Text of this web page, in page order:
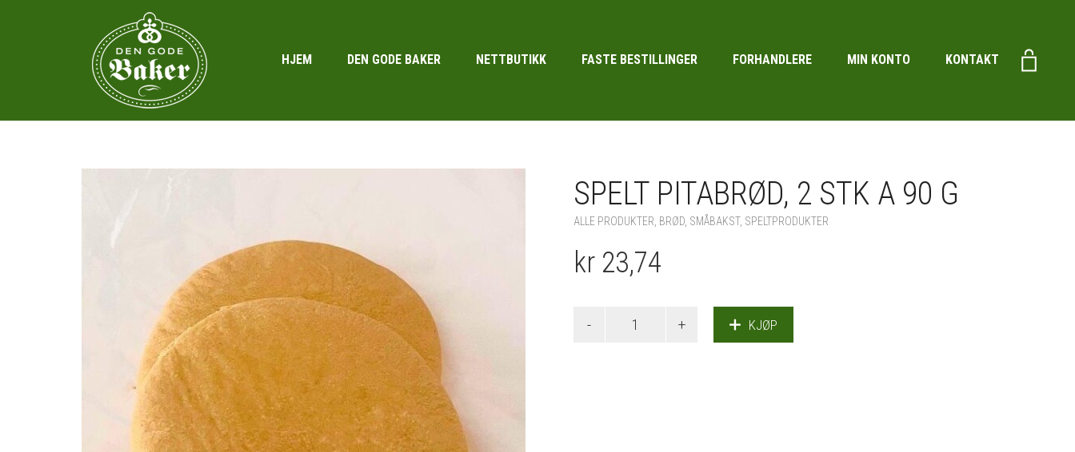
HJEM DEN GODE BAKER NETTBUTIKK FASTE BESTILLINGER FORHANDLERE MIN KONTO KONTAKT
SPELT PITABRØD, 2 STK A 90 G
ALLE PRODUKTER BRØD SMÅBAKST, SPELTPRODUKTER
kr 23,74
KJØP